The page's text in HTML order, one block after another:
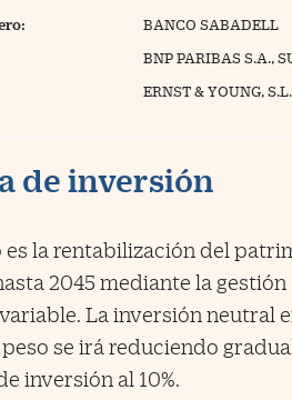
BANCO SABADELL
BNP PARIBAS S.A.,
ERNST & YOUNG, S.L.
de inversión
la rentabilización del
2045 mediante la
La inversión neutral
peso se irá reduciendo
inversión al 10%.